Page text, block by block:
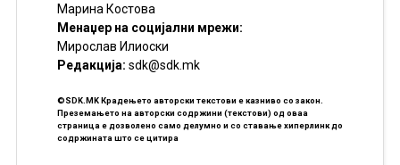
Марина Костова
Менаџер на социјални мрежи:
Мирослав Илиоски
Редакцијa: sdk@sdk.mk
©SDK.MK Крадењето авторски текстови е казниво со закон.
Преземањето на авторски содржини (текстови) од оваа
страница е дозволено само делумно и со ставање хиперлинк до
содржината што се цитира